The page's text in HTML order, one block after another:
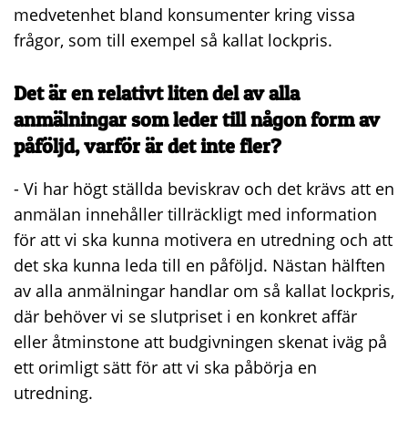
medvetenhet bland konsumenter kring vissa
frågor, som till exempel så kallat lockpris.
Det är en relativt liten del av alla
anmälningar som leder till någon form av
påföljd, varför är det inte fler?
- Vi har högt ställda beviskrav och det krävs att en
anmälan innehåller tillräckligt med information
för att vi ska kunna motivera en utredning och att
det ska kunna leda till en påföljd. Nästan hälften
av alla anmälningar handlar om så kallat lockpris,
där behöver vi se slutpriset i en konkret affär
eller åtminstone att budgivningen skenat iväg på
ett orimligt sätt för att vi ska påbörja en
utredning.